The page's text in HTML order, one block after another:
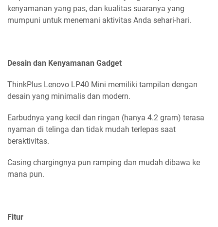
kenyamanan yang pas, dan kualitas suaranya yang
mumpuni untuk menemani aktivitas Anda sehari-hari.
Desain dan Kenyamanan Gadget
ThinkPlus Lenovo LP40 Mini memiliki tampilan dengan
desain yang minimalis dan modern.
Earbudnya yang kecil dan ringan (hanya 4.2 gram) terasa
nyaman di telinga dan tidak mudah terlepas saat
beraktivitas.
Casing chargingnya pun ramping dan mudah dibawa ke
mana pun.
Fitur